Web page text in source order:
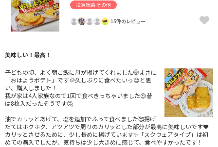
冷凍総菜 その他
15件のレビュー
美味しい！最高！
子どもの頃、よく朝ご飯に母が揚げてくれました🤭まさに
「おはようポテト」です🥔久しぶりに食べたいっ😋と思
い、購入しました！
我が家は4人家族なので1回で食べきっちゃいました😍昔
は8枚入だったそうです🤔
油でカリッとあげて、塩を追加でふって食べました🥰揚げ
たてはホクホク、アツアツで周りのカリッとした部分が最高に美味しいです❤️
カリッとさせるために、少し長めに揚げています✨「スクウェアタイプ」は初
めての購入でしたが、気持ちは少し大きめに感じて、食べやすかったです！